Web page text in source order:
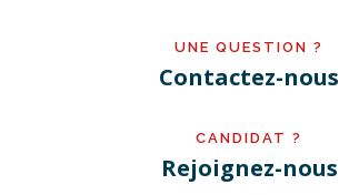
UNE QUESTION ?
Contactez-nous
CANDIDAT ?
Rejoignez-nous